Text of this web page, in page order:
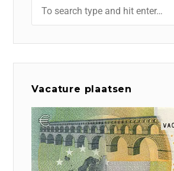
Vacature plaatsen